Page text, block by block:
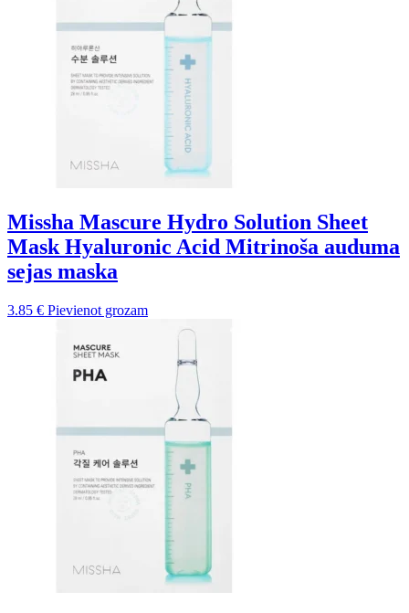
Missha Mascure Hydro Solution Sheet
Mask Hyaluronic Acid Mitrinoša auduma
sejas maska
3.85 € Pievienot grozam